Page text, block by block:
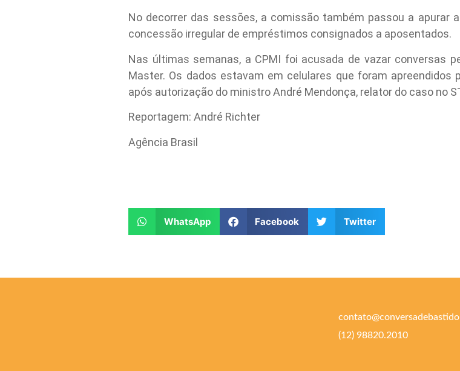
No decorrer das sessões, a comissão também passou a apurar
concessão irregular de empréstimos consignados a aposentados.
Nas últimas semanas, a CPMI foi acusada de vazar conversas
Master. Os dados estavam em celulares que foram apreendidos
após autorização do ministro André Mendonça, relator do caso no
Reportagem: André Richter
Agência Brasil
WhatsApp Facebook Twitter
(12) 98820.2010